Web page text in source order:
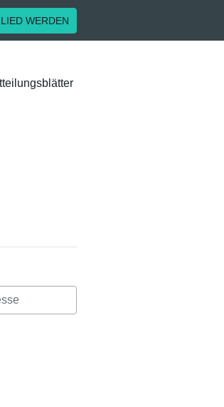
WERDEN